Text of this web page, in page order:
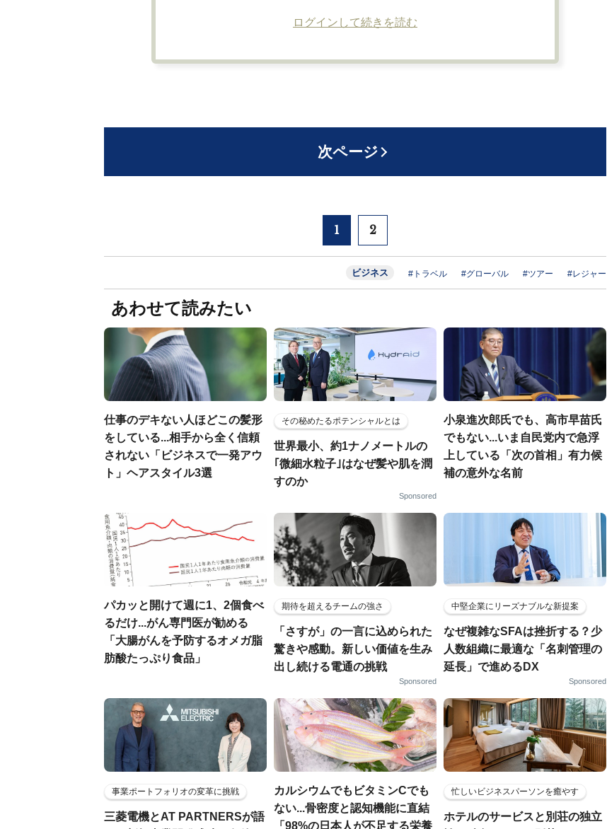
ログインして続きを読む
次ページ
1 2
ビジネス #トラベル #グローバル #ツアー #レジャー
あわせて読みたい
仕事のデキない人ほどこの髪形
をしている...相手から全く信頼
されない「ビジネスで一発アウ
ト」ヘアスタイル3選
その秘めたるポテンシャルとは
世界最小、約1ナノメートルの
｢微細水粒子｣はなぜ髪や肌を潤
すのか
Sponsored
小泉進次郎氏でも、高市早苗氏
でもない...いま自民党内で急浮
上している「次の首相」有力候
補の意外な名前
パカッと開けて週に1、2個食べ
るだけ...がん専門医が勧める
「大腸がんを予防するオメガ脂
肪酸たっぷり食品」
期待を超えるチームの強さ
「さすが」の一言に込められた
驚きや感動。新しい価値を生み
出し続ける電通の挑戦
Sponsored
中堅企業にリーズナブルな新提案
なぜ複雑なSFAは挫折する？少
人数組織に最適な「名刺管理の
延長」で進めるDX
Sponsored
事業ポートフォリオの変革に挑戦
三菱電機とAT PARTNERSが語
カルシウムでもビタミンCでも
ない...骨密度と認知機能に直結
「98%の日本人が不足する栄養
忙しいビジネスパーソンを癒やす
ホテルのサービスと別荘の独立